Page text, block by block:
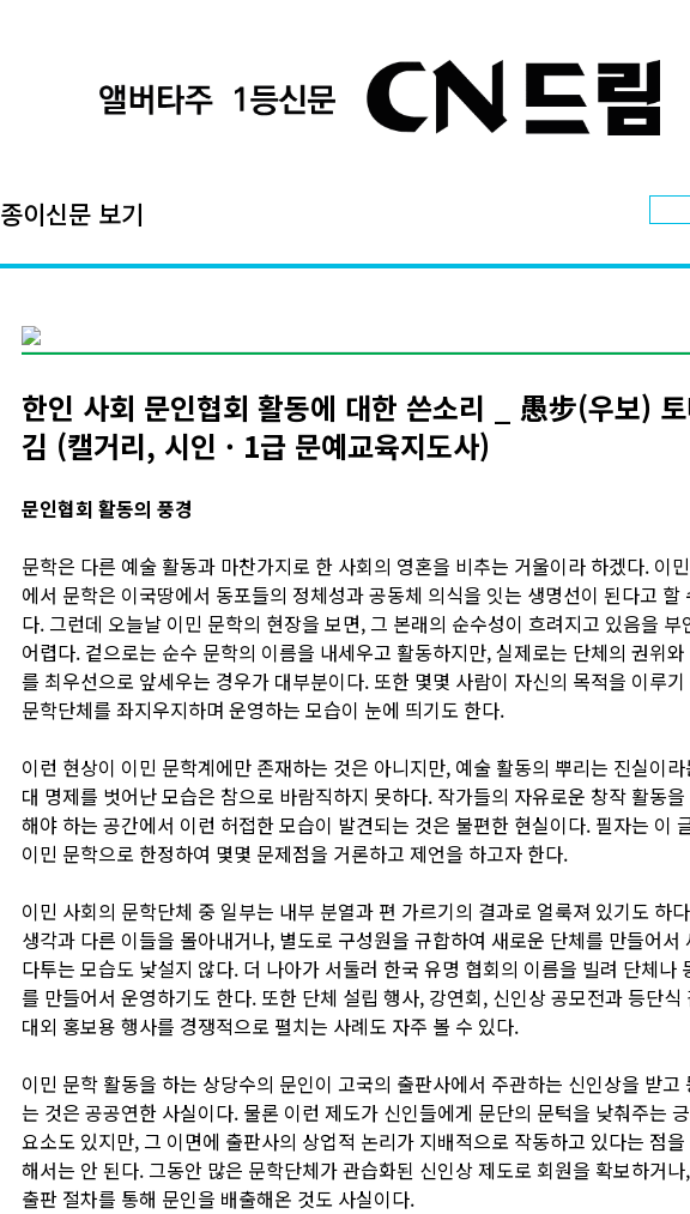
종이신문 보기
한인 사회 문인협회 활동에 대한 쓴소리 _ 愚步(우보)
김 (캘거리, 시인 · 1급 문예교육지도사)
문인협회 활동의 풍경
문학은 다른 예술 활동과 마찬가지로 한 사회의 영혼을 비추는 거울이라 하겠다. 이
에서 문학은 이국땅에서 동포들의 정체성과 공동체 의식을 잇는 생명선이 된다고 할
다. 그런데 오늘날 이민 문학의 현장을 보면, 그 본래의 순수성이 흐려지고 있음을 부
어렵다. 겉으로는 순수 문학의 이름을 내세우고 활동하지만, 실제로는 단체의 권위와
를 최우선으로 앞세우는 경우가 대부분이다. 또한 몇몇 사람이 자신의 목적을 이루기
문학단체를 좌지우지하며 운영하는 모습이 눈에 띄기도 한다.
이런 현상이 이민 문학계에만 존재하는 것은 아니지만, 예술 활동의 뿌리는 진실이라
대 명제를 벗어난 모습은 참으로 바람직하지 못하다. 작가들의 자유로운 창작 활동을
해야 하는 공간에서 이런 허접한 모습이 발견되는 것은 불편한 현실이다. 필자는 이
이민 문학으로 한정하여 몇몇 문제점을 거론하고 제언을 하고자 한다.
이민 사회의 문학단체 중 일부는 내부 분열과 편 가르기의 결과로 얼룩져 있기도 하
생각과 다른 이들을 몰아내거나, 별도로 구성원을 규합하여 새로운 단체를 만들어서
다투는 모습도 낯설지 않다. 더 나아가 서둘러 한국 유명 협회의 이름을 빌려 단체나
를 만들어서 운영하기도 한다. 또한 단체 설립 행사, 강연회, 신인상 공모전과 등단식
대외 홍보용 행사를 경쟁적으로 펼치는 사례도 자주 볼 수 있다.
이민 문학 활동을 하는 상당수의 문인이 고국의 출판사에서 주관하는 신인상을 받고
는 것은 공공연한 사실이다. 물론 이런 제도가 신인들에게 문단의 문턱을 낮춰주는
요소도 있지만, 그 이면에 출판사의 상업적 논리가 지배적으로 작동하고 있다는 점
해서는 안 된다. 그동안 많은 문학단체가 관습화된 신인상 제도로 회원을 확보하거나
출판 절차를 통해 문인을 배출해온 것도 사실이다.